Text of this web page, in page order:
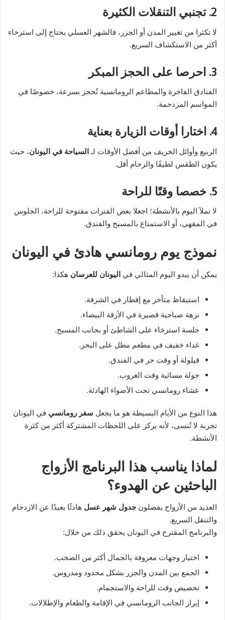
2. تجنبي التنقلات الكثيرة
لا تكثرا من تغيير المدن أو الجزر، فالشهر العسلي يحتاج إلى استرخاء
أكثر من الاستكشاف السريع.
3. احرصا على الحجز المبكر
الفنادق الفاخرة والمطاعم الرومانسية تُحجز بسرعة، خصوصًا في
المواسم المزدحمة.
4. اختارا أوقات الزيارة بعناية
الربيع وأوائل الخريف من أفضل الأوقات لـ السياحة في اليونان، حيث
يكون الطقس لطيفًا والزحام أقل.
5. خصصا وقتًا للراحة
لا تملآ اليوم بالأنشطة؛ اجعلا بعض الفترات مفتوحة للراحة، الجلوس
في المقهى، أو الاستمتاع بالمسبح والفندق.
نموذج يوم رومانسي هادئ في اليونان
يمكن أن يبدو اليوم المثالي في اليونان للعرسان هكذا:
استيقاظ متأخر مع إفطار في الشرفة.
نزهة صباحية قصيرة في الأزقة البيضاء.
جلسة استرخاء على الشاطئ أو بجانب المسبح.
غداء خفيف في مطعم مطل على البحر.
قيلولة أو وقت حر في الفندق.
جولة مسائية وقت الغروب.
عشاء رومانسي تحت الأضواء الهادئة.
هذا النوع من الأيام البسيطة هو ما يجعل سفر رومانسي في اليونان
تجربة لا تُنسى، لأنه يركز على اللحظات المشتركة أكثر من كثرة
الأنشطة.
لماذا يناسب هذا البرنامج الأزواج
الباحثين عن الهدوء؟
العديد من الأزواج يفضلون جدول شهر عسل هادئًا بعيدًا عن الازدحام
والتنقل السريع.
والبرنامج المقترح في اليونان يحقق ذلك من خلال:
اختيار وجهات معروفة بالجمال أكثر من الصخب.
الجمع بين المدن والجزر بشكل محدود ومدروس.
تخصيص وقت للراحة والاستجمام.
إبراز الجانب الرومانسي في الإقامة والطعام والإطلالات.